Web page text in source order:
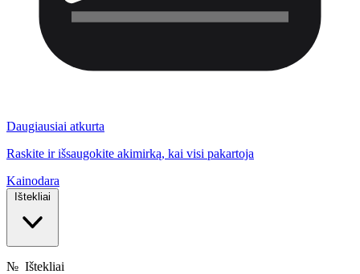
Daugiausiai atkurta
Raskite ir išsaugokite akimirką, kai visi pakartoja
Kainodara
Ištekliai
№ Ištekliai